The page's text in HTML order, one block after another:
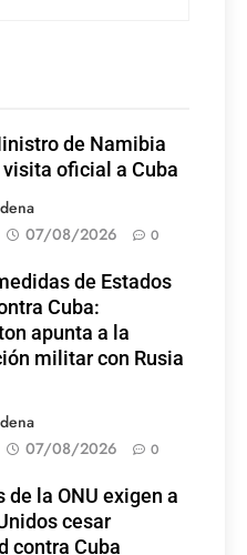
de Namibia
oficial a Cuba
07/08/2026 0
de Estados
Cuba:
apunta a la
militar con Rusia
07/08/2026 0
de la ONU exigen a
cesar
contra Cuba